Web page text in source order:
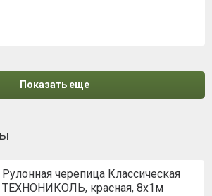
Показать еще
Рулонная черепица Классическая
ТЕХНОНИКОЛЬ, красная, 8х1м